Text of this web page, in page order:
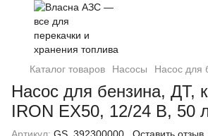
Каталог товаров Насосы Насос для
Насос для бензина, ДТ,
IRON EX50, 12/24 В, 50